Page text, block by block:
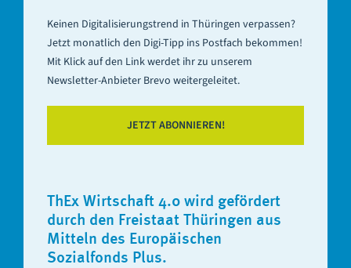
ThEx Wirtschaft 4.0 wird gefördert
durch den Freistaat Thüringen aus
Mitteln des Europäischen
Sozialfonds Plus.
Keinen Digitalisierungstrend in Thüringen verpassen?
Jetzt monatlich den Digi-Tipp ins Postfach bekommen!
Mit Klick auf den Link werdet ihr zu unserem
Newsletter-Anbieter Brevo weitergeleitet.
JETZT ABONNIEREN!